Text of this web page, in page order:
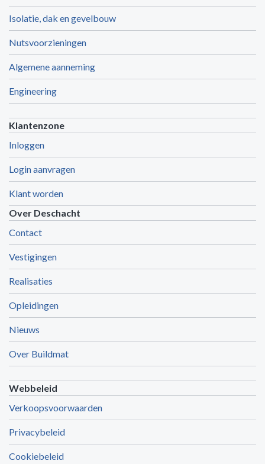
Isolatie, dak en gevelbouw
Nutsvoorzieningen
Algemene aanneming
Engineering
Klantenzone
Inloggen
Login aanvragen
Klant worden
Over Deschacht
Contact
Vestigingen
Realisaties
Opleidingen
Nieuws
Over Buildmat
Webbeleid
Verkoopsvoorwaarden
Privacybeleid
Cookiebeleid